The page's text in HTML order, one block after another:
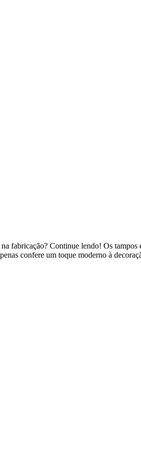
fabricação? Continue lendo! Os
confere um toque moderno à